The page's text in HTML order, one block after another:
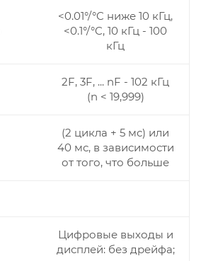
<0.01°/°C ниже 10 кГц,
<0.1°/°C, 10 кГц - 100
кГц
2F, 3F, ... nF - 102 кГц
(n < 19,999)
(2 цикла + 5 мс) или
40 мс, в зависимости
от того, что больше
Цифровые выходы и
дисплей: без дрейфа;